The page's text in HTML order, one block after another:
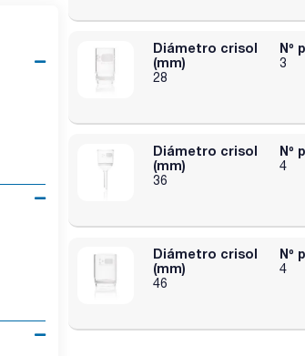
Diámetro crisol
(mm)
28
Nº
3
Diámetro crisol
(mm)
36
Nº
4
Diámetro crisol
(mm)
46
Nº
4